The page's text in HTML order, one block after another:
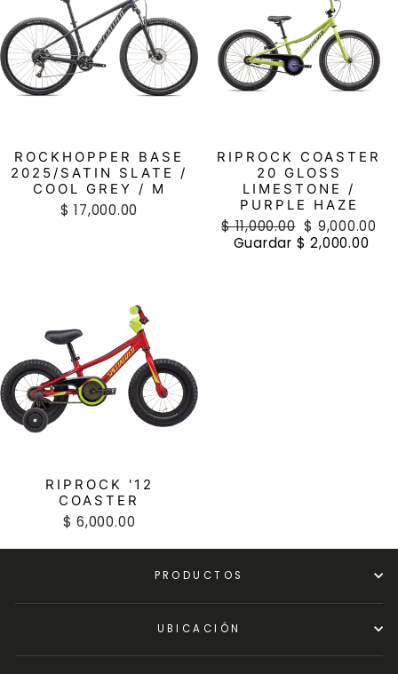
ROCKHOPPER BASE
2025/SATIN SLATE /
COOL GREY / M
$ 17,000.00
RIPROCK COASTER
20 GLOSS
LIMESTONE /
PURPLE HAZE
Precio
habitual
$ 11,000.00 Precio
de
$ 9,000.00
Guardar $ 2,000.00
RIPROCK '12
COASTER
$ 6,000.00
PRODUCTOS
UBICACIÓN